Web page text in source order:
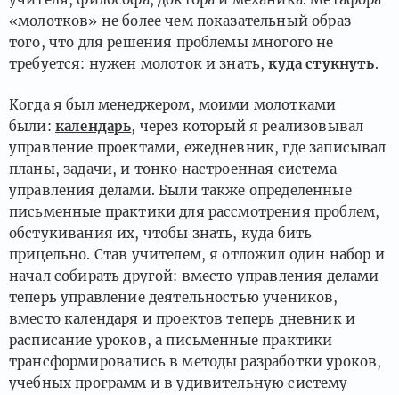
«молотков» не более чем показательный образ
того, что для решения проблемы многого не
требуется: нужен молоток и знать,куда стукнуть.
Когда я был менеджером, моими молотками
были: календарь, через который я реализовывал
управление проектами, ежедневник, где записывал
планы, задачи, и тонко настроенная система
управления делами. Были также определенные
письменные практики для рассмотрения проблем,
обстукивания их, чтобы знать, куда бить
прицельно. Став учителем, я отложил один набор и
начал собирать другой: вместо управления делами
теперь управление деятельностью учеников,
вместо календаря и проектов теперь дневник и
расписание уроков, а письменные практики
трансформировались в методы разработки уроков,
учебных программ и в удивительную систему